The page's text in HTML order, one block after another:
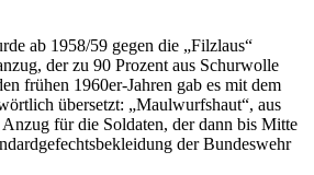
ab 1958/59 gegen die „Filzlaus“
der zu 90 Prozent aus Schurwolle
frühen 1960er-Jahren gab es mit dem
übersetzt: „Maulwurfshaut“, aus
für die Soldaten, der dann bis Mitte
der Bundeswehr